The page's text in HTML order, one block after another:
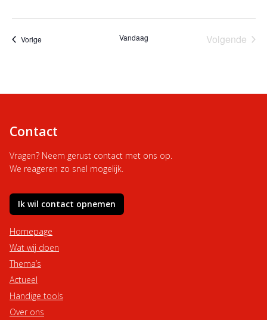
VorigeEvenementen Vandaag
Volgende
Contact
Vragen? Neem gerust contact met ons op.
We reageren zo snel mogelijk.
Ik wil contact opnemen
Homepage
Wat wij doen
Thema’s
Actueel
Handige tools
Over ons